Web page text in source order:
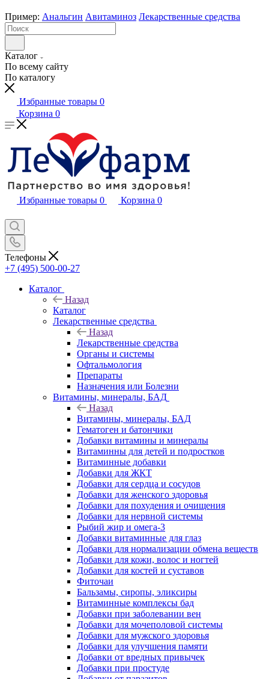
Пример: Анальгин Авитаминоз Лекарственные средства
Каталог
По всему сайту
По каталогу
Избранные товары 0
Корзина 0
Избранные товары 0 Корзина 0
Телефоны
+7 (495) 500-00-27
Каталог
Назад
Каталог
Лекарственные средства
Назад
Лекарственные средства
Органы и системы
Офтальмология
Препараты
Назначения или Болезни
Витамины, минералы, БАД
Назад
Витамины, минералы, БАД
Гематоген и батончики
Добавки витамины и минералы
Витаминны для детей и подростков
Витаминные добавки
Добавки для ЖКТ
Добавки для сердца и сосудов
Добавки для женского здоровья
Добавки для похудения и очищения
Добавки для нервной системы
Рыбий жир и омега-3
Добавки витаминные для глаз
Добавки для нормализации обмена веществ
Добавки для кожи, волос и ногтей
Добавки для костей и суставов
Фиточаи
Бальзамы, сиропы, эликсиры
Витаминные комплексы бад
Добавки при заболевании вен
Добавки для мочеполовой системы
Добавки для мужского здоровья
Добавки для улучшения памяти
Добавки от вредных привычек
Добавки при простуде